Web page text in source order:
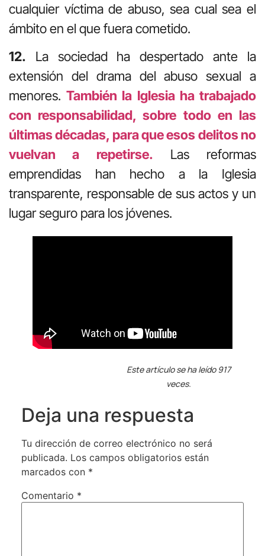
cualquier víctima de abuso, sea cual sea el
ámbito en el que fuera cometido.
12. La sociedad ha despertado ante la
extensión del drama del abuso sexual a
menores.También la Iglesia ha trabajado
con responsabilidad, sobre todo en las
últimas décadas, para que esos delitos no
vuelvan a repetirse. Las reformas
emprendidas han hecho a la Iglesia
transparente, responsable de sus actos y un
lugar seguro para los jóvenes.
Este artículo se ha leído 917
veces.
Deja una respuesta
Tu dirección de correo electrónico no será
publicada. Los campos obligatorios están
marcados con *
Comentario *